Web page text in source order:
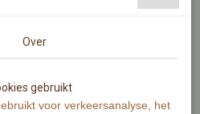
Over
gebruikt
voor verkeersanalyse, het